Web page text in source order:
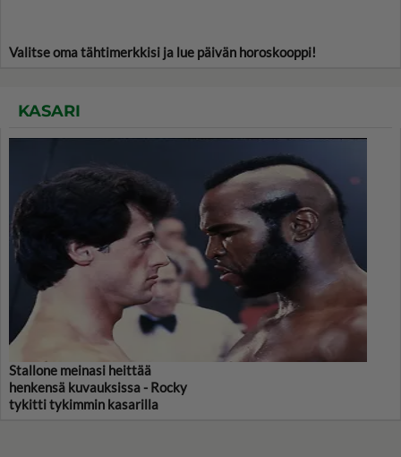
Valitse oma tähtimerkkisi ja lue päivän horoskooppi!
KASARI
Stallone meinasi heittää
henkensä kuvauksissa - Rocky
tykitti tykimmin kasarilla